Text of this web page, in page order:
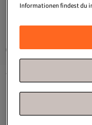
Gesponserte Artikel
Trendyol
Das könnte dir
Informationen findest du